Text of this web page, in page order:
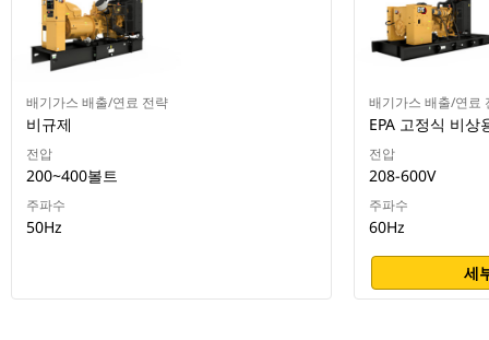
배기가스 배출/연료 전략
비규제
전압
200~400볼트
주파수
50Hz
배기가스 배출/연료
EPA 고정식 비상
전압
208-600V
주파수
60Hz
세